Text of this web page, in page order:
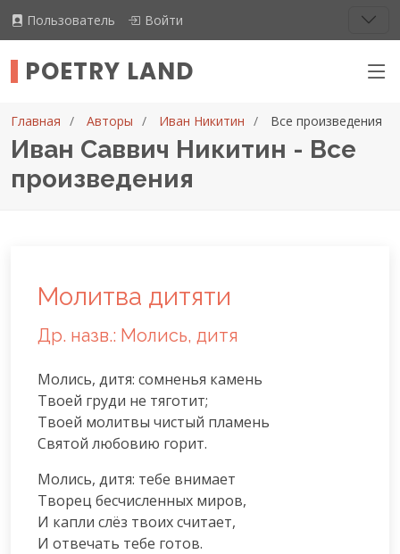
Пользователь Войти
POETRY LAND
Главная Авторы Иван Никитин Все произведения
Иван Саввич Никитин - Все
произведения
Молитва дитяти
Др. назв.: Молись, дитя
Молись, дитя: сомненья камень
Твоей груди не тяготит;
Твоей молитвы чистый пламень
Святой любовию горит.
Молись, дитя: тебе внимает
Творец бесчисленных миров,
И капли слёз твоих считает,
И отвечать тебе готов.